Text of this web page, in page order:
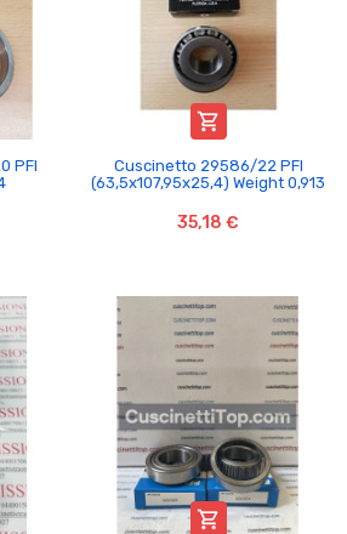
PFI

Cuscinetto 29586/22 PFI
(63,5x107,95x25,4) Weight 0,913
35,18 €
